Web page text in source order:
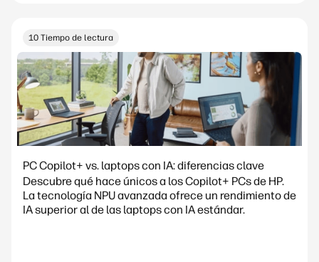
10 Tiempo de lectura
PC Copilot+ vs. laptops con IA: diferencias clave
Descubre qué hace únicos a los Copilot+ PCs de HP.
La tecnología NPU avanzada ofrece un rendimiento de
IA superior al de las laptops con IA estándar.